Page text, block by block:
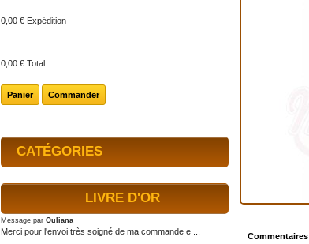
0,00 € Expédition
0,00 € Total
Panier Commander
CATÉGORIES
LIVRE D'OR
Message par Ouliana
Merci pour l'envoi très soigné de ma commande e ... Commentaires